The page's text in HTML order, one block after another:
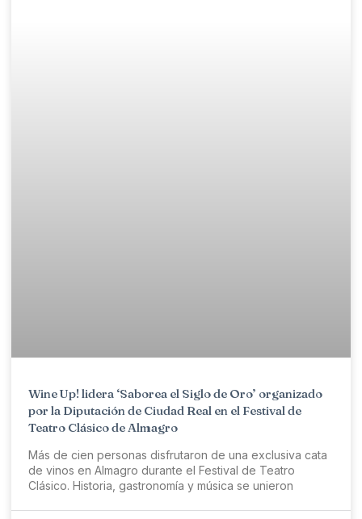
Wine Up! lidera ‘Saborea el Siglo de Oro’ organizado
por la Diputación de Ciudad Real en el Festival de
Teatro Clásico de Almagro
Más de cien personas disfrutaron de una exclusiva cata
de vinos en Almagro durante el Festival de Teatro
Clásico. Historia, gastronomía y música se unieron